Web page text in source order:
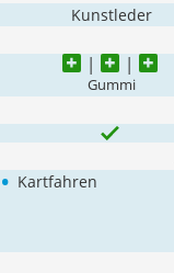
Kunstleder
Gummi
• Kartfahren